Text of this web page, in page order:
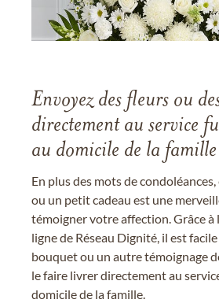
Envoyez des fleurs ou
directement au service
au domicile de la famille
En plus des mots de
ou un petit cadeau est une
témoigner votre affection. Grâce à
ligne de Réseau Dignité, il est
bouquet ou un autre témoignage
le faire livrer directement au
domicile de la famille.